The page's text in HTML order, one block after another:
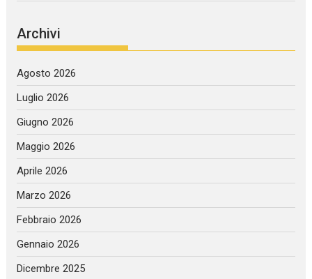
Archivi
Agosto 2026
Luglio 2026
Giugno 2026
Maggio 2026
Aprile 2026
Marzo 2026
Febbraio 2026
Gennaio 2026
Dicembre 2025